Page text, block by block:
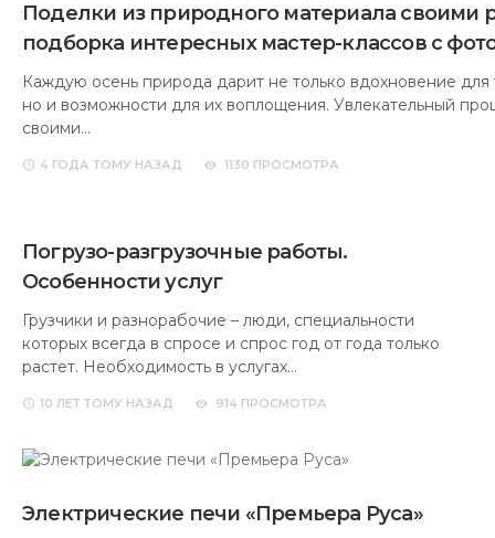
Поделки из природного материала своими
подборка интересных мастер-классов с
Каждую осень природа дарит не только вдохновение для
но и возможности для их воплощения. Увлекательный
своими…
4 ГОДА ТОМУ НАЗАД 1130 ПРОСМОТРА
Погрузо-разгрузочные работы.
Особенности услуг
Грузчики и разнорабочие – люди, специальности
которых всегда в спросе и спрос год от года только
растет. Необходимость в услугах…
10 ЛЕТ ТОМУ НАЗАД 914 ПРОСМОТРА
Электрические печи «Премьера Руса»